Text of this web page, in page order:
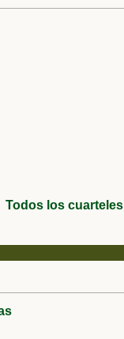
Todos los cuarteles